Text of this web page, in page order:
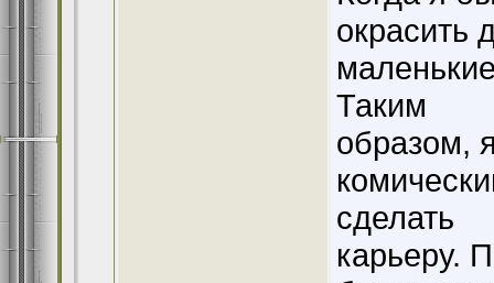
окрасить
Таким
образом,
сделать
карьеру.